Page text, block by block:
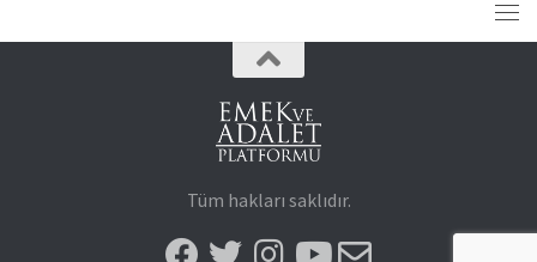
Tüm hakları saklıdır.